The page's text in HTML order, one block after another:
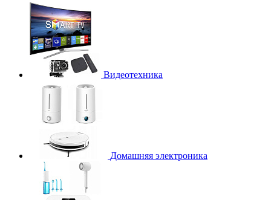
Видеотехника
Домашняя электроника